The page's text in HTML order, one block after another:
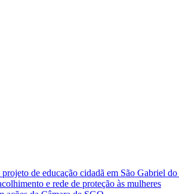
de educação cidadã em São Gabriel
e rede de proteção às mulheres